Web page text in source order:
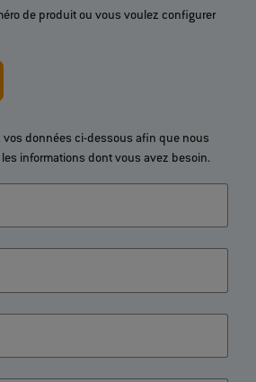
de produit ou vous voulez configurer
vos données ci-dessous afin que nous
informations dont vous avez besoin.